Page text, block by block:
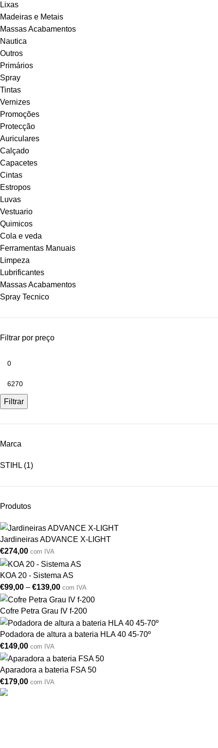
Lixas
Madeiras e Metais
Massas Acabamentos
Nautica
Outros
Primários
Spray
Tintas
Vernizes
Promoções
Protecção
Auriculares
Calçado
Capacetes
Cintas
Estropos
Luvas
Vestuario
Quimicos
Cola e veda
Ferramentas Manuais
Limpeza
Lubrificantes
Massas Acabamentos
Spray Tecnico
Filtrar por preço
Filtrar
Marca
STIHL (1)
Produtos
Jardineiras ADVANCE X-LIGHT
€274,00 com IVA
KOA 20 - Sistema AS
€99,00 – €139,00 com IVA
Cofre Petra Grau IV f-200
Podadora de altura a bateria HLA 40 45-70º
€149,00 com IVA
Aparadora a bateria FSA 50
€179,00 com IVA